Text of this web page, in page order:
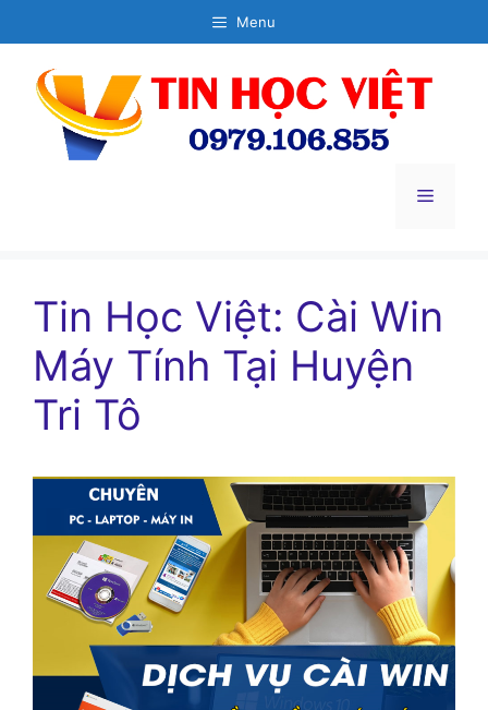
đến
dung
Menu
Menu
Tin Học Việt: Cài Win
Máy Tính Tại Huyện
Tri Tô